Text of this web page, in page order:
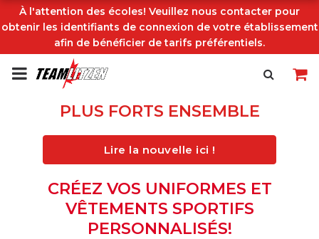
À l'attention des écoles! Veuillez nous contacter pour
obtenir les identifiants de connexion de votre établissement
afin de bénéficier de tarifs préférentiels.
PLUS FORTS ENSEMBLE
Lire la nouvelle ici !
CRÉEZ VOS UNIFORMES ET
VÊTEMENTS SPORTIFS
PERSONNALISÉS!